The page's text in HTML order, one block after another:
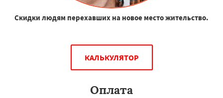
Скидки людям перехавших на новое место жительство.
КАЛЬКУЛЯТОР
Оплата